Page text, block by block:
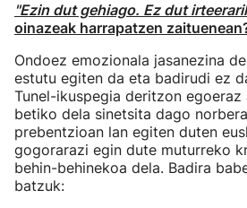
"Ezin dut gehiago. Ez dut
oinazeak harrapatzen
Ondoez emozionala jasanezina
estutu egiten da eta badirudi ez
Tunel-ikuspegia deritzon egoeraz
betiko dela sinetsita dago
prebentzioan lan egiten duten
gogorarazi egin dute muturreko
behin-behinekoa dela. Badira
batzuk: